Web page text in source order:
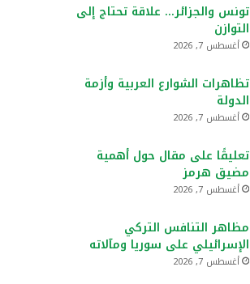
تونس والجزائر… علاقة تحتاج إلى
التوازن
أغسطس 7, 2026
تظاهرات الشوارع العربية وأزمة
الدولة
أغسطس 7, 2026
تعليقًا على مقال حول أهمية
مضيق هرمز
أغسطس 7, 2026
مظاهر التنافس التركي
الإسرائيلي على سوريا ومآلاته
أغسطس 7, 2026